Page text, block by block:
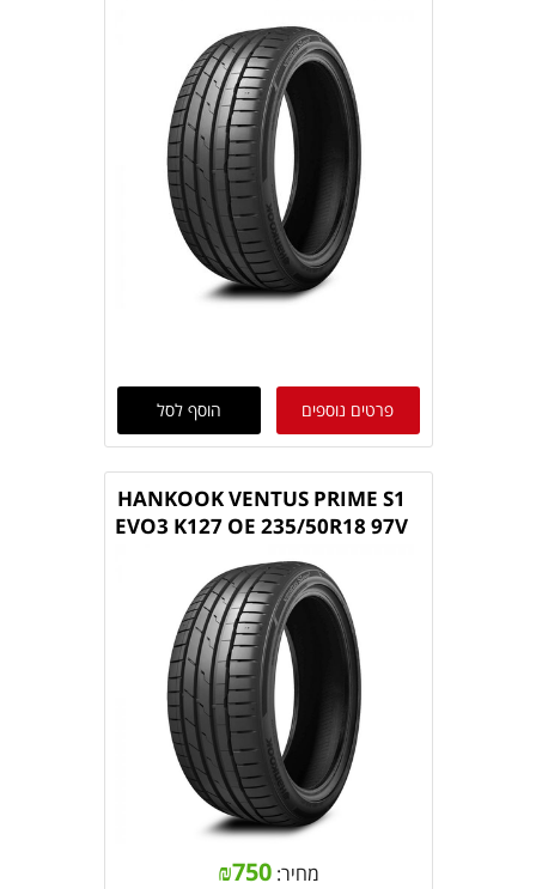
פרטים נוספים הוסף לסל
HANKOOK VENTUS PRIME S1
EVO3 K127 OE 235/50R18 97V
מחיר: ₪750